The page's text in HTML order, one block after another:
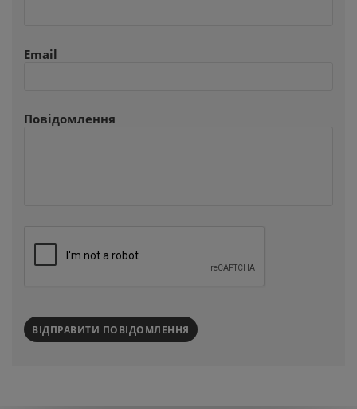
Email
Повідомлення
ВІДПРАВИТИ ПОВІДОМЛЕННЯ